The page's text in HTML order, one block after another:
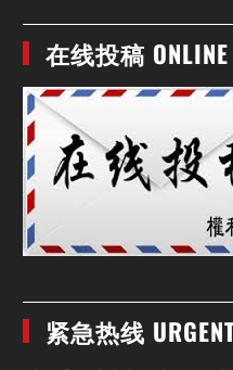
在线投稿
紧急热线